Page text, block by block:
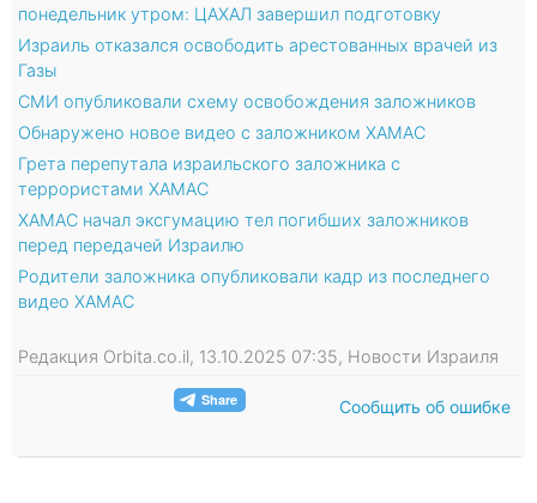
понедельник утром: ЦАХАЛ завершил подготовку
Израиль отказался освободить арестованных врачей из
Газы
СМИ опубликовали схему освобождения заложников
Обнаружено новое видео с заложником ХАМАС
Грета перепутала израильского заложника с
террористами ХАМАС
ХАМАС начал эксгумацию тел погибших заложников
перед передачей Израилю
Родители заложника опубликовали кадр из последнего
видео ХАМАС
Редакция Orbita.co.il, 13.10.2025 07:35, Новости Израиля
Сообщить об ошибке